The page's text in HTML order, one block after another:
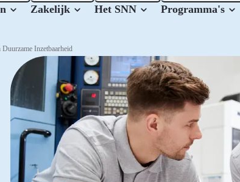
Zakelijk
Het SNN
Programma's
Inzetbaarheid